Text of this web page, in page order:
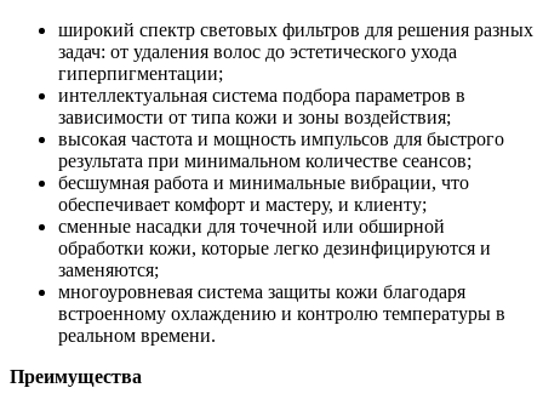
широкий спектр световых фильтров для решения разных
задач: от удаления волос до эстетического ухода
гиперпигментации;
интеллектуальная система подбора параметров в
зависимости от типа кожи и зоны воздействия;
высокая частота и мощность импульсов для быстрого
результата при минимальном количестве сеансов;
бесшумная работа и минимальные вибрации, что
обеспечивает комфорт и мастеру, и клиенту;
сменные насадки для точечной или обширной
обработки кожи, которые легко дезинфицируются и
заменяются;
многоуровневая система защиты кожи благодаря
встроенному охлаждению и контролю температуры в
реальном времени.
Преимущества